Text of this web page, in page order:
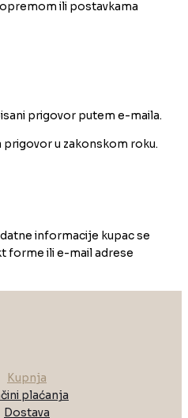
ili postavkama
prigovor putem e-maila.
u zakonskom roku.
informacije kupac se
forme ili e-mail adrese
Kupnja
plaćanja
Dostava